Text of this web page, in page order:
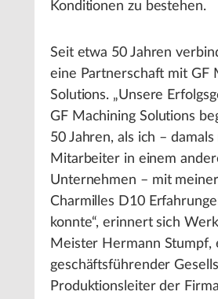
Konditionen zu bestehen.
Seit etwa 50 Jahren
eine Partnerschaft mit GF
Solutions. „Unsere
GF Machining Solutions
50 Jahren, als ich – damals
Mitarbeiter in einem
Unternehmen – mit
Charmilles D10
konnte“, erinnert sich
Meister Hermann Stumpf,
geschäftsführender
Produktionsleiter der